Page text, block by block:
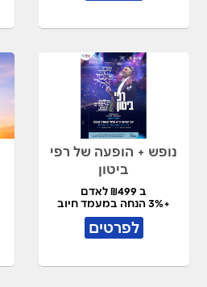
נופש + הופעה של רפי
ביטון
ב ₪499 לאדם
+3% הנחה במעמד חיוב
לפרטים